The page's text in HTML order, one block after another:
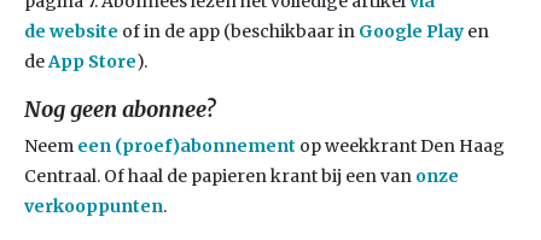
de website of in de app (beschikbaar in Google Play en
deApp Store).
Nog geen abonnee?
Neem een (proef)abonnement op weekkrant Den Haag
Centraal. Of haal de papieren krant bij een van onze
verkooppunten.